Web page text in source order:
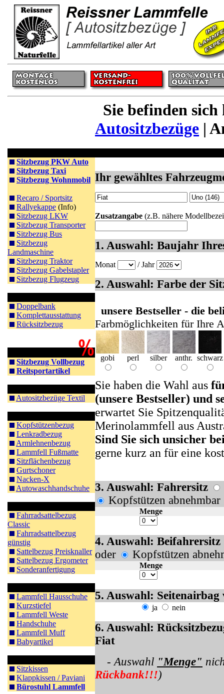
Sie befinden
Autositzbezüge |
Sitzbezug PKW Auto
Sitzbezug Taxi
Sitzbezug Wohnmobil
Recaro / Sportsitz
Rallyekappe (Info)
Sitzbezug LKW
Sitzbezug Transporter
Sitzbezug Bus
Sitzbezug
Landmaschine
Sitzbezug Traktor
Sitzbezug Gabelstapler
Sitzbezug Flugzeug
Doppelbank
Komplettausstattung
Rücksitzbezug
Sitzbezug Vollbezug
Reitsportartikel
Autositzbezüge Textil
Kopfstützenbezug
Lenkradbezug
Armlehnenbezug
Lammfell Fußmatte
Sitzflächenbezug
Gurtschoner
Nacken-X
Autowaschhandschuhe
Fahrradsattelbezug
Classic
Fahrradsattelbezug
günstig
Sattelbezug Preisknaller
Sattelbezug Ergometer
Sonderanfertigung
Lammfell Hausschuhe
Kurzstiefel
Lammfell Weste
Handschuhe
Lammfell Muff
Babyartikel
Sitzkissen
Klappkissen / Paviani
Bürostuhl Lammfell
Ihr gewähltes
Zusatzangabe (z.B. nähere
1. Auswahl: Baujahr
Monat / Jahr
2. Auswahl: Farbe der
unsere Bestseller - die
Farbmöglichkeiten für Ihre
gobi perl silber anthr. schwarz
Sie haben die Wahl aus
(unsere Bestseller) und
erwartet Sie
Merinolammfell aus
Sind Sie sich unsicher
gerne kurz an für eine
3. Auswahl: Fahrersitz
Kopfstützen abnehmbar
Menge
4. Auswahl: Beifahrersitz
oder
Kopfstützen
Menge
5. Auswahl: Seitenairbag
ja nein
6. Auswahl:
Fiat
- Auswahl "Menge"
Rückbank!!!)